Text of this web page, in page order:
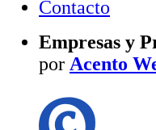
Contacto
Empresas y
por Acento